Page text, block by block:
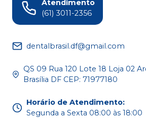
Atendimento
(61) 3011-2356
dentalbrasil.df@gmail.com
QS 09 Rua 120 Lote 18 Loja 02
Brasília DF CEP: 71977180
Horário de Atendimento:
Segunda a Sexta 08:00 às 18:00